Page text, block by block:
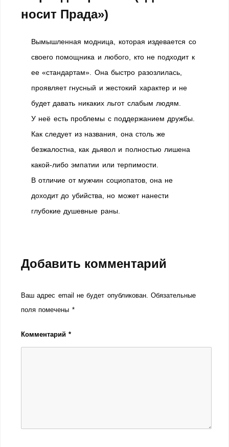
носит Прада»)
Вымышленная модница, которая издевается со
своего помощника и любого, кто не подходит к
ее «стандартам». Она быстро разозлилась,
проявляет гнусный и жестокий характер и не
будет давать никаких льгот слабым людям.
У неё есть проблемы с поддержанием дружбы.
Как следует из названия, она столь же
безжалостна, как дьявол и полностью лишена
какой-либо эмпатии или терпимости.
В отличие от мужчин социопатов, она не
доходит до убийства, но может нанести
глубокие душевные раны.
Добавить комментарий
Ваш адрес email не будет опубликован. Обязательные
поля помечены *
Комментарий*